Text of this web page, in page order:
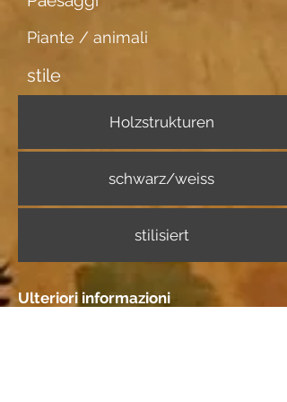
Piante / animali
stile
Holzstrukturen
schwarz/weiss
stilisiert
Ulteriori informazioni